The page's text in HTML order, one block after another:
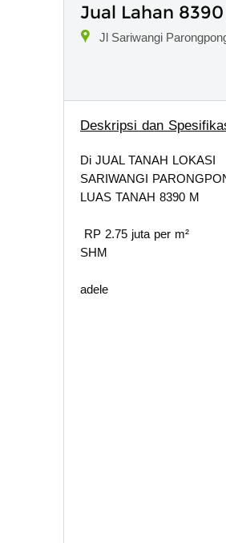
Jual Lahan
Jl Sariwangi
Deskripsi dan
Di JUAL TANAH LOKASI
SARIWANGI
LUAS TANAH 8390 M
RP 2.75 juta per m²
SHM
adele